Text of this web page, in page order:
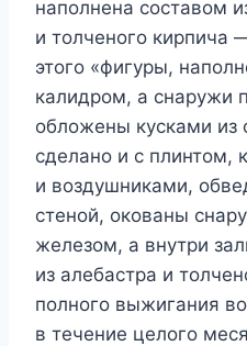
наполнена составом
и толченого кирпича
этого «фигуры,
калидром, а снаружи
обложены кусками из
сделано и с плинтом,
и воздушниками,
стеной, окованы
железом, а внутри
из алебастра и
полного выжигания
в течение целого